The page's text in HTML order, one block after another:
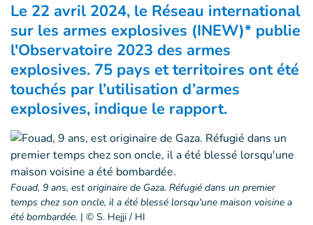
Le 22 avril 2024, le Réseau international
sur les armes explosives (INEW)* publie
l'Observatoire 2023 des armes
explosives. 75 pays et territoires ont été
touchés par l’utilisation d’armes
explosives, indique le rapport.
Fouad, 9 ans, est originaire de Gaza. Réfugié dans un premier
temps chez son oncle, il a été blessé lorsqu'une maison voisine a
été bombardée. | © S. Hejji / HI